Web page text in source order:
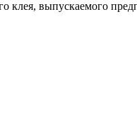
клея, выпускаемого